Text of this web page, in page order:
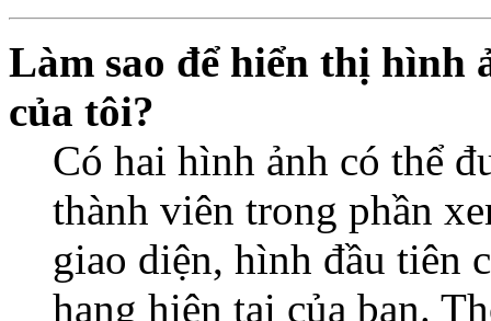
Làm sao để hiển thị hình
của tôi?
Có hai hình ảnh có thể
thành viên trong phần
giao diện, hình đầu tiên
hạng hiện tại của bạn.